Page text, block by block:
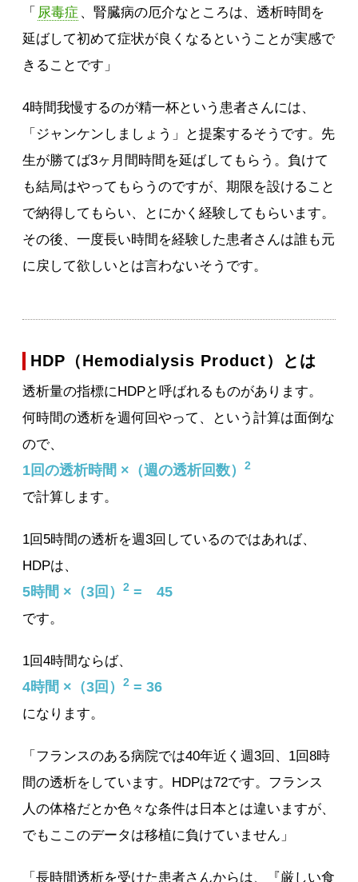
「 尿毒症 、腎臓病の厄介なところは、透析時間を
延ばして初めて症状が良くなるということが実感で
きることです」
4時間我慢するのが精一杯という患者さんには、
「ジャンケンしましょう」と提案するそうです。先
生が勝てば3ヶ月間時間を延ばしてもらう。負けて
も結局はやってもらうのですが、期限を設けること
で納得してもらい、とにかく経験してもらいます。
その後、一度長い時間を経験した患者さんは誰も元
に戻して欲しいとは言わないそうです。
HDP（Hemodialysis Product）とは
透析量の指標にHDPと呼ばれるものがあります。
何時間の透析を週何回やって、という計算は面倒な
ので、
1回の透析時間 ×（週の透析回数）2
で計算します。
1回5時間の透析を週3回しているのではあれば、
HDPは、
5時間 ×（3回）2 = 45
です。
1回4時間ならば、
4時間 ×（3回）2 = 36
になります。
「フランスのある病院では40年近く週3回、1回8時
間の透析をしています。HDPは72です。フランス
人の体格だとか色々な条件は日本とは違いますが、
でもここのデータは移植に負けていません」
「長時間透析を受けた患者さんからは、『厳しい食